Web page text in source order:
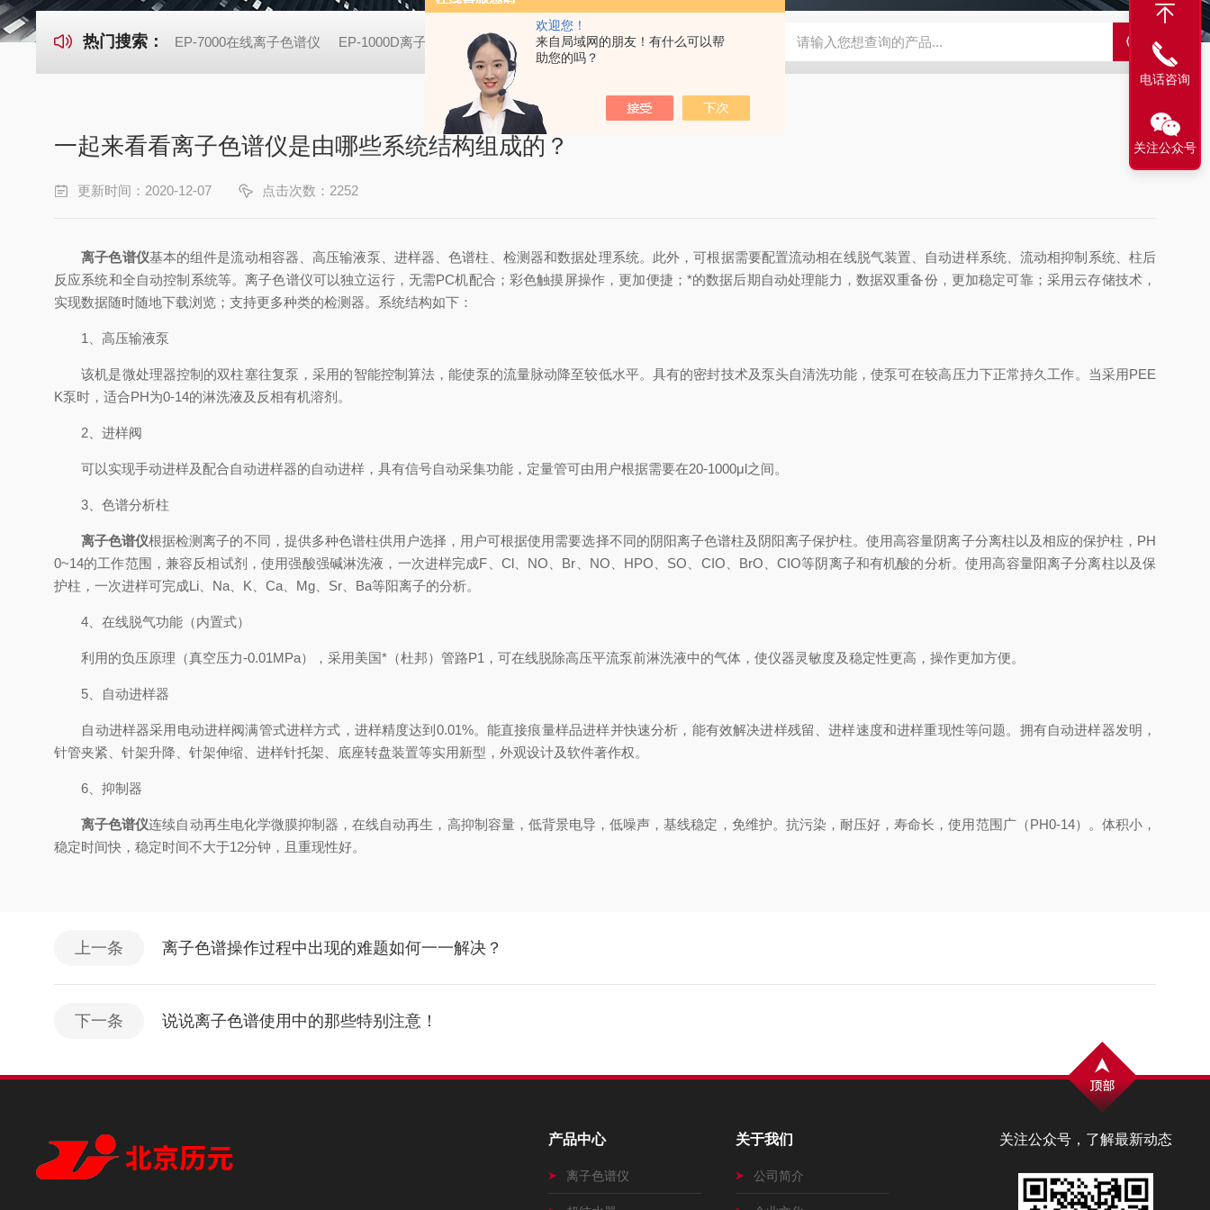
欢迎您！
来自局域网的朋友！有什么可以帮
助您的吗？
热门搜索： EP-7000在线离子色谱仪 EP-1000D离子色谱仪 EP-6000离子色谱仪 EP-600DDC便携离子色谱仪 LX-60LX-60淋洗液发生器 EPFIA-120全自动流动注射分析仪
一起来看看离子色谱仪是由哪些系统结构组成的？
更新时间：2020-12-07 点击次数：2252
离子色谱仪基本的组件是流动相容器、高压输液泵、进样器、色谱柱、检测器和数据处理系统。此外，可根据需要配置流动相在线脱气装置、自动进样系统、流动相抑制系统、柱后
反应系统和全自动控制系统等。离子色谱仪可以独立运行，无需PC机配合；彩色触摸屏操作，更加便捷；*的数据后期自动处理能力，数据双重备份，更加稳定可靠；采用云存储技术，
实现数据随时随地下载浏览；支持更多种类的检测器。系统结构如下：
1、高压输液泵
该机是微处理器控制的双柱塞往复泵，采用的智能控制算法，能使泵的流量脉动降至较低水平。具有的密封技术及泵头自清洗功能，使泵可在较高压力下正常持久工作。当采用PEE
K泵时，适合PH为0-14的淋洗液及反相有机溶剂。
2、进样阀
可以实现手动进样及配合自动进样器的自动进样，具有信号自动采集功能，定量管可由用户根据需要在20-1000μl之间。
3、色谱分析柱
离子色谱仪根据检测离子的不同，提供多种色谱柱供用户选择，用户可根据使用需要选择不同的阴阳离子色谱柱及阴阳离子保护柱。使用高容量阴离子分离柱以及相应的保护柱，PH
0~14的工作范围，兼容反相试剂，使用强酸强碱淋洗液，一次进样完成F、Cl、NO、Br、NO、HPO、SO、CIO、BrO、CIO等阴离子和有机酸的分析。使用高容量阳离子分离柱以及保
护柱，一次进样可完成Li、Na、K、Ca、Mg、Sr、Ba等阳离子的分析。
4、在线脱气功能（内置式）
利用的负压原理（真空压力-0.01MPa），采用美国*（杜邦）管路P1，可在线脱除高压平流泵前淋洗液中的气体，使仪器灵敏度及稳定性更高，操作更加方便。
5、自动进样器
自动进样器采用电动进样阀满管式进样方式，进样精度达到0.01%。能直接痕量样品进样并快速分析，能有效解决进样残留、进样速度和进样重现性等问题。拥有自动进样器发明，
针管夹紧、针架升降、针架伸缩、进样针托架、底座转盘装置等实用新型，外观设计及软件著作权。
6、抑制器
离子色谱仪连续自动再生电化学微膜抑制器，在线自动再生，高抑制容量，低背景电导，低噪声，基线稳定，免维护。抗污染，耐压好，寿命长，使用范围广（PH0-14）。体积小，
稳定时间快，稳定时间不大于12分钟，且重现性好。
上一条 离子色谱操作过程中出现的难题如何一一解决？
下一条 说说离子色谱使用中的那些特别注意！
关注公众号，了解最新动态
产品中心
离子色谱仪
关于我们
公司简介
电话咨询
关注公众号